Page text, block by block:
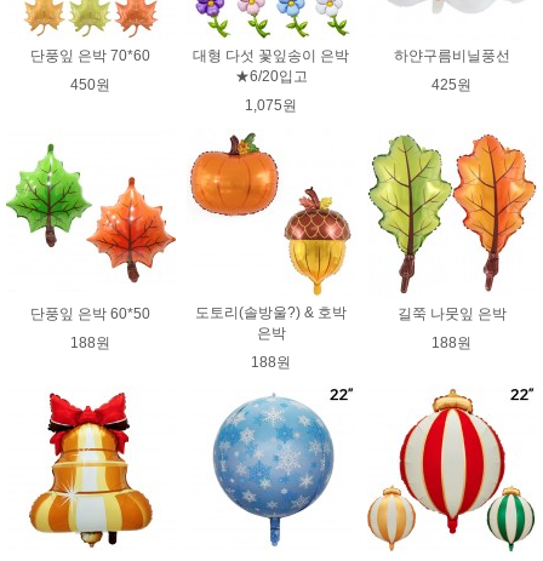
단풍잎 은박 70*60
450원
대형 다섯 꽃잎송이 은박
★6/20입고
1,075원
하얀구름비닐풍선
425원
단풍잎 은박 60*50
188원
도토리(솔방울?) & 호박
은박
188원
길쭉 나뭇잎 은박
188원